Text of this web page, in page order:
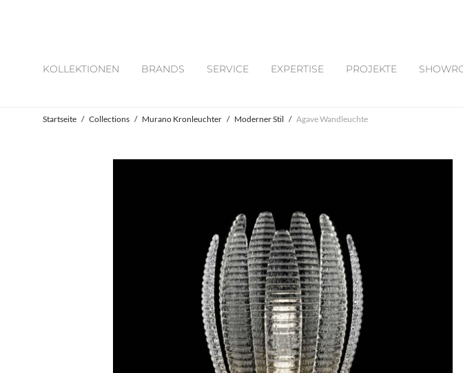
KOLLEKTIONEN BRANDS SERVICE EXPERTISE PROJEKTE
Startseite / Collections / Murano Kronleuchter / Moderner Stil / Agave Wandleuchte